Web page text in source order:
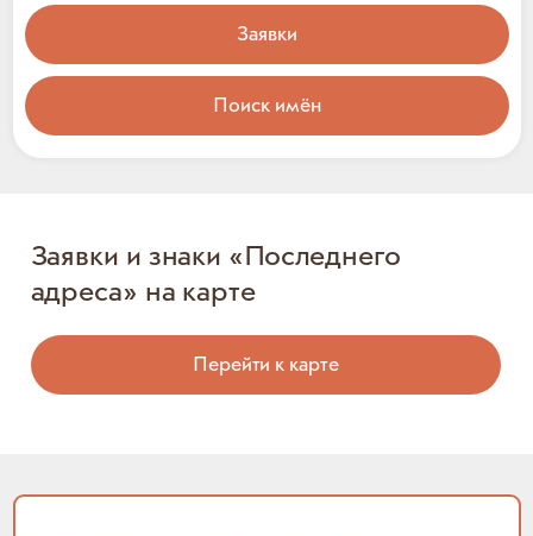
Заявки
Поиск имён
Заявки и знаки «Последнего
адреса» на карте
Перейти к карте